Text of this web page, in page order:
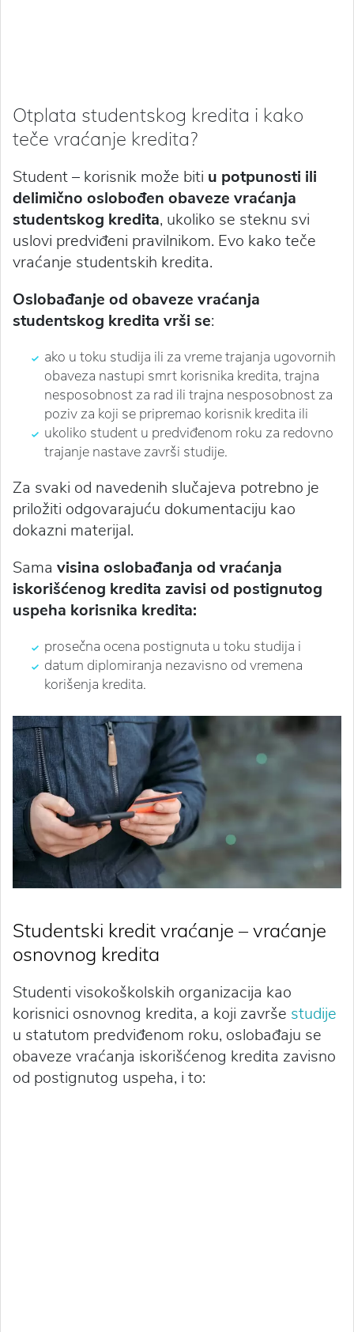
Otplata studentskog kredita i kako
teče vraćanje kredita?
Student – korisnik može biti u potpunosti ili
delimično oslobođen obaveze vraćanja
studentskog kredita, ukoliko se steknu svi
uslovi predviđeni pravilnikom. Evo kako teče
vraćanje studentskih kredita.
Oslobađanje od obaveze vraćanja
studentskog kredita vrši se:
ako u toku studija ili za vreme trajanja ugovornih
obaveza nastupi smrt korisnika kredita, trajna
nesposobnost za rad ili trajna nesposobnost za
poziv za koji se pripremao korisnik kredita ili
ukoliko student u predviđenom roku za redovno
trajanje nastave završi studije.
Za svaki od navedenih slučajeva potrebno je
priložiti odgovarajuću dokumentaciju kao
dokazni materijal.
Sama visina oslobađanja od vraćanja
iskorišćenog kredita zavisi od postignutog
uspeha korisnika kredita:
prosečna ocena postignuta u toku studija i
datum diplomiranja nezavisno od vremena
korišenja kredita.
Studentski kredit vraćanje – vraćanje
osnovnog kredita
Studenti visokoškolskih organizacija kao
korisnici osnovnog kredita, a koji završe studije
u statutom predviđenom roku, oslobađaju se
obaveze vraćanja iskorišćenog kredita zavisno
od postignutog uspeha, i to: